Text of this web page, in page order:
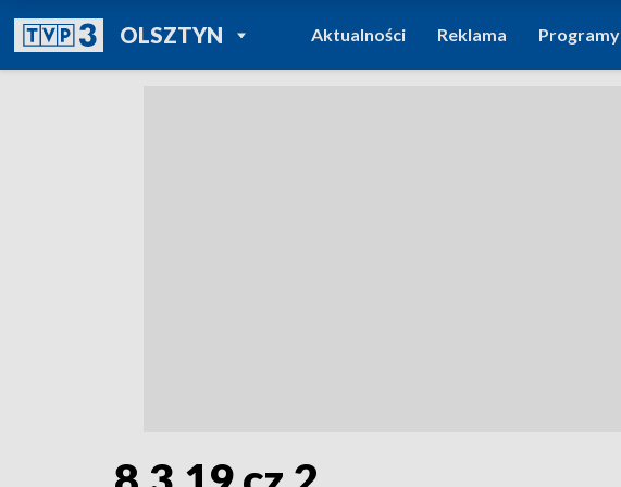
OLSZTYNPOWRÓT DO
TVP REGIONY
Aktualności Reklama Programy